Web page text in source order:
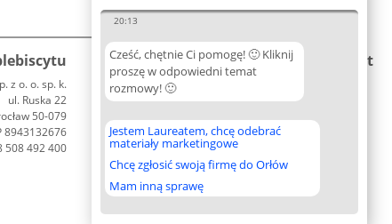
20:13
Cześć, chętnie Ci pomogę! 🙂 Kliknij
proszę w odpowiedni temat
rozmowy! 🙂
Jestem Laureatem, chcę odebrać
materiały marketingowe
Chcę zgłosić swoją firmę do Orłów
Mam inną sprawę
z o. o. sp. k.
ul. Ruska 22
50-079
8943132676
508 492 400
Plebiscyt
Laureaci
Lista
Laureatów
Zasady
Regulamin
Polityka
Prywatności
Blog
List of Articles
Kontakt